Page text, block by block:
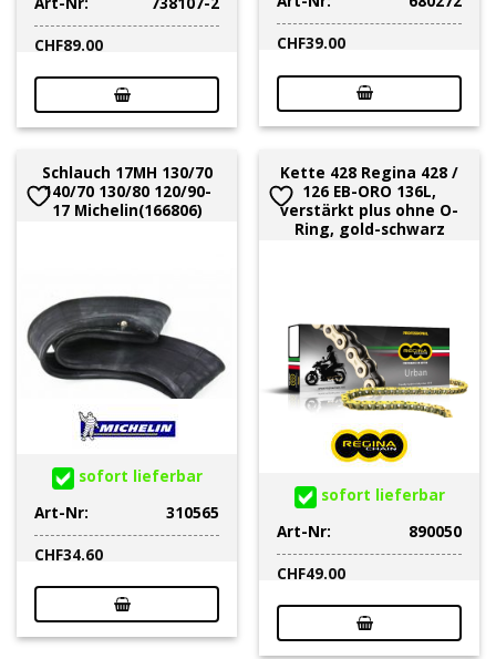
CHF89.00
CHF39.00
Schlauch 17MH 130/70
140/70 130/80 120/90-
17 Michelin(166806)
sofort lieferbar
Art-Nr:
310565
CHF34.60
Kette 428 Regina 428 /
126 EB-ORO 136L,
verstärkt plus ohne O-
Ring, gold-schwarz
sofort lieferbar
Art-Nr:
890050
CHF49.00